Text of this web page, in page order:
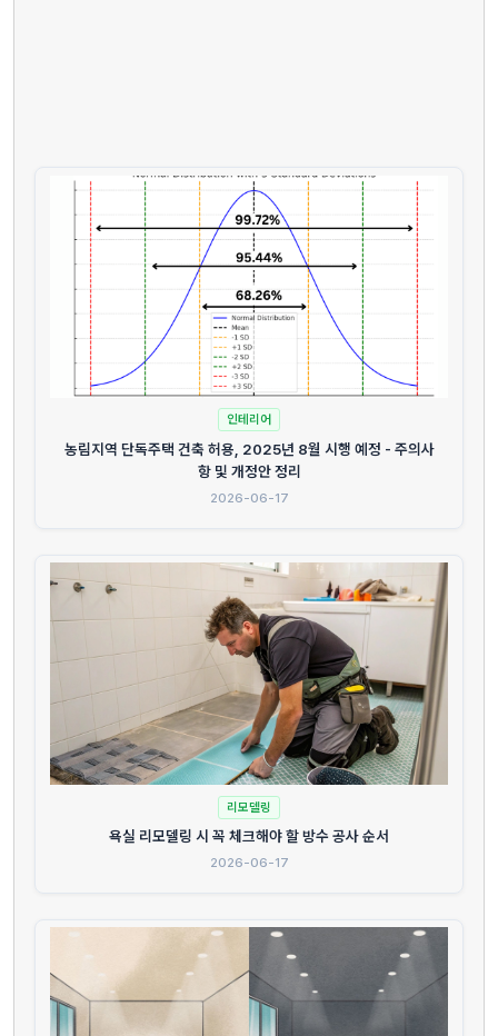
인테리어
농림지역 단독주택 건축 허용, 2025년 8월 시행 예정 - 주의사
항 및 개정안 정리
2026-06-17
리모델링
욕실 리모델링 시 꼭 체크해야 할 방수 공사 순서
2026-06-17